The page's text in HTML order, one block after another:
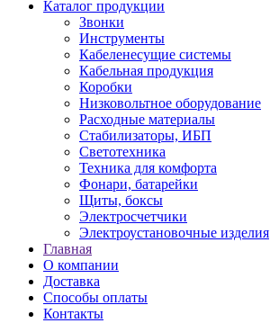
Каталог продукции
Звонки
Инструменты
Кабеленесущие системы
Кабельная продукция
Коробки
Низковольтное оборудование
Расходные материалы
Стабилизаторы, ИБП
Светотехника
Техника для комфорта
Фонари, батарейки
Щиты, боксы
Электросчетчики
Электроустановочные изделия
Главная
О компании
Доставка
Способы оплаты
Контакты